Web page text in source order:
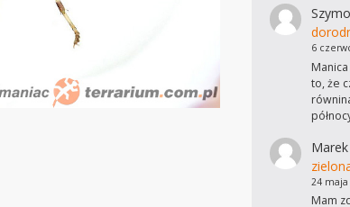
6
to, że
Marek
24 maja
Mam